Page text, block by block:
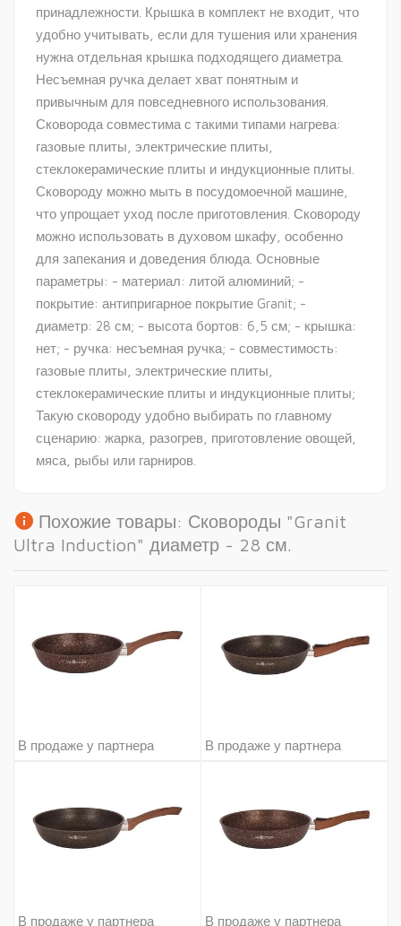
принадлежности. Крышка в комплект не входит, что
удобно учитывать, если для тушения или хранения
нужна отдельная крышка подходящего диаметра.
Несъемная ручка делает хват понятным и
привычным для повседневного использования.
Сковорода совместима с такими типами нагрева:
газовые плиты, электрические плиты,
стеклокерамические плиты и индукционные плиты.
Сковороду можно мыть в посудомоечной машине,
что упрощает уход после приготовления. Сковороду
можно использовать в духовом шкафу, особенно
для запекания и доведения блюда. Основные
параметры: - материал: литой алюминий; -
покрытие: антипригарное покрытие Granit; -
диаметр: 28 см; - высота бортов: 6,5 см; - крышка:
нет; - ручка: несъемная ручка; - совместимость:
газовые плиты, электрические плиты,
стеклокерамические плиты и индукционные плиты;
Такую сковороду удобно выбирать по главному
сценарию: жарка, разогрев, приготовление овощей,
мяса, рыбы или гарниров.
info Похожие товары: Сковороды "Granit
Ultra Induction" диаметр - 28 см.
В продаже у партнера В продаже у партнера
В продаже у партнера В продаже у партнера